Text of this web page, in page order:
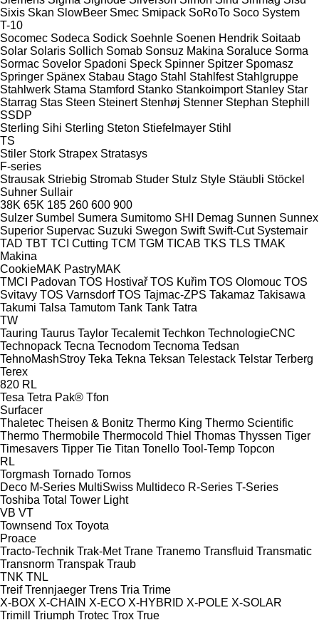
Sixis Skan SlowBeer Smec Smipack SoRoTo Soco System
T-10
Socomec Sodeca Sodick Soehnle Soenen Hendrik Soitaab
Solar Solaris Sollich Somab Sonsuz Makina Soraluce Sorma
Sormac Sovelor Spadoni Speck Spinner Spitzer Spomasz
Springer Spänex Stabau Stago Stahl Stahlfest Stahlgruppe
Stahlwerk Stama Stamford Stanko Stankoimport Stanley Star
Starrag Stas Steen Steinert Stenhøj Stenner Stephan Stephill
SSDP
Sterling Sihi Sterling Steton Stiefelmayer Stihl
TS
Stiler Stork Strapex Stratasys
F-series
Strausak Striebig Stromab Studer Stulz Style Stäubli Stöckel
Suhner Sullair
38K 65K 185 260 600 900
Sulzer Sumbel Sumera Sumitomo SHI Demag Sunnen Sunnex
Superior Supervac Suzuki Swegon Swift Swift-Cut Systemair
TAD TBT TCI Cutting TCM TGM TICAB TKS TLS TMAK
Makina
CookieMAK PastryMAK
TMCI Padovan TOS Hostivař TOS Kuřim TOS Olomouc TOS
Svitavy TOS Varnsdorf TOS Tajmac-ZPS Takamaz Takisawa
Takumi Talsa Tamutom Tank Tank Tatra
TW
Tauring Taurus Taylor Tecalemit Techkon TechnologieCNC
Technopack Tecna Tecnodom Tecnoma Tedsan
TehnoMashStroy Teka Tekna Teksan Telestack Telstar Terberg
Terex
820 RL
Tesa Tetra Pak® Tfon
Surfacer
Thaletec Theisen & Bonitz Thermo King Thermo Scientific
Thermo Thermobile Thermocold Thiel Thomas Thyssen Tiger
Timesavers Tipper Tie Titan Tonello Tool-Temp Topcon
RL
Torgmash Tornado Tornos
Deco M-Series MultiSwiss Multideco R-Series T-Series
Toshiba Total Tower Light
VB VT
Townsend Tox Toyota
Proace
Tracto-Technik Trak-Met Trane Tranemo Transfluid Transmatic
Transnorm Transpak Traub
TNK TNL
Treif Trennjaeger Trens Tria Trime
X-BOX X-CHAIN X-ECO X-HYBRID X-POLE X-SOLAR
Trimill
Triumph Trotec Trox True